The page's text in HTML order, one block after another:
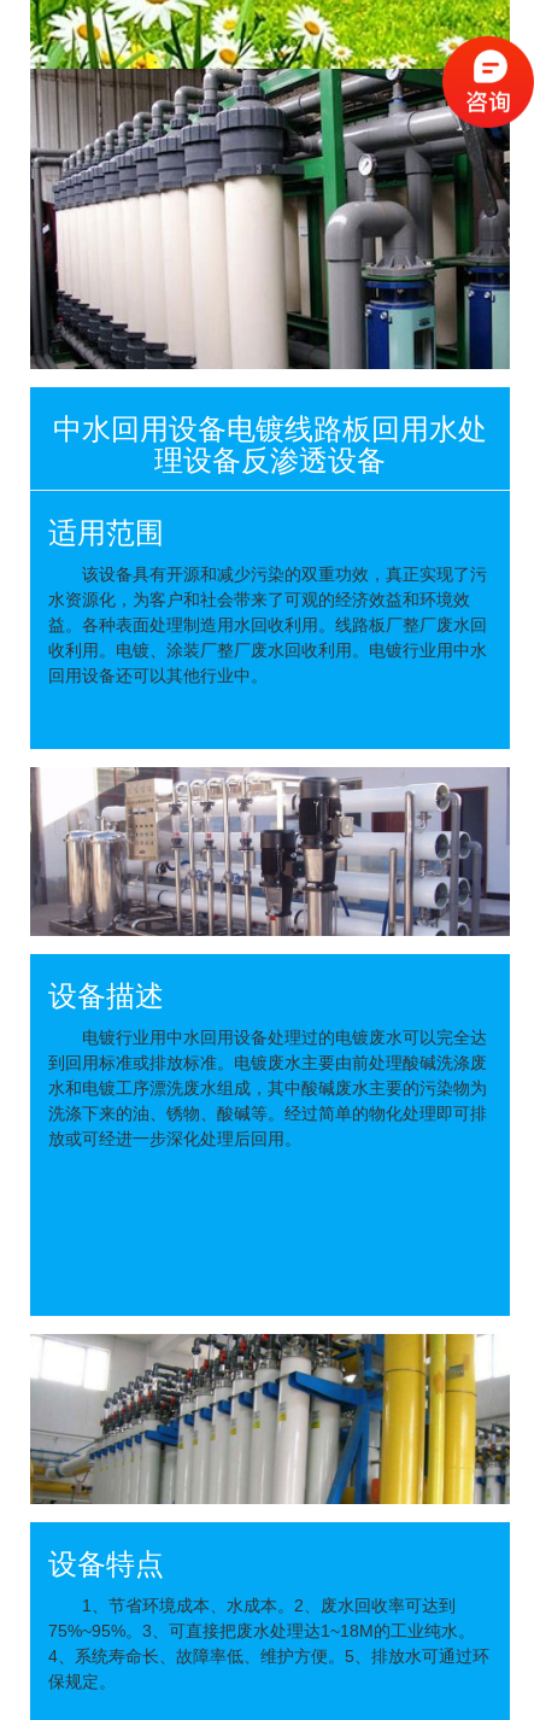
中水回用设备电镀线路板回用水处
理设备反渗透设备
适用范围
该设备具有开源和减少污染的双重功效，真正实现了污
水资源化，为客户和社会带来了可观的经济效益和环境效
益。各种表面处理制造用水回收利用。线路板厂整厂废水回
收利用。电镀、涂装厂整厂废水回收利用。电镀行业用中水
回用设备还可以其他行业中。
设备描述
电镀行业用中水回用设备处理过的电镀废水可以完全达
到回用标准或排放标准。电镀废水主要由前处理酸碱洗涤废
水和电镀工序漂洗废水组成，其中酸碱废水主要的污染物为
洗涤下来的油、锈物、酸碱等。经过简单的物化处理即可排
放或可经进一步深化处理后回用。
设备特点
1、节省环境成本、水成本。2、废水回收率可达到
75%~95%。3、可直接把废水处理达1~18M的工业纯水。
4、系统寿命长、故障率低、维护方便。5、排放水可通过环
保规定。